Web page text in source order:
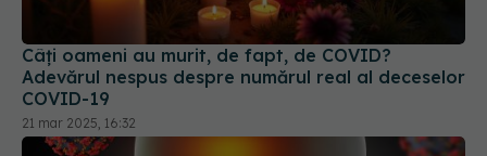
COVID-19